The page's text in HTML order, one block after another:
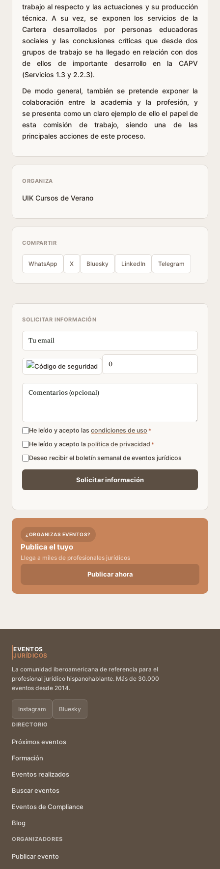
trabajo al respecto y las actuaciones y su producción
técnica. A su vez, se exponen los servicios de la
Cartera desarrollados por personas educadoras
sociales y las conclusiones críticas que desde dos
grupos de trabajo se ha llegado en relación con dos
de ellos de importante desarrollo en la CAPV
(Servicios 1.3 y 2.2.3).
De modo general, también se pretende exponer la
colaboración entre la academia y la profesión, y
se presenta como un claro ejemplo de ello el papel de
esta comisión de trabajo, siendo una de las
principales acciones de este proceso.
ORGANIZA
UIK Cursos de Verano
COMPARTIR
WhatsApp X Bluesky LinkedIn Telegram
SOLICITAR INFORMACIÓN
He leído y acepto las condiciones de uso *
He leído y acepto la política de privacidad *
Deseo recibir el boletín semanal de eventos jurídicos
¿ORGANIZAS EVENTOS?
Publica el tuyo
Llega a miles de profesionales jurídicos
Publicar ahora
EVENTOS
JURÍDICOS
La comunidad iberoamericana de referencia para el
profesional jurídico hispanohablante. Más de 30.000
eventos desde 2014.
Instagram Bluesky
DIRECTORIO
Próximos eventos
Formación
Eventos realizados
Buscar eventos
Eventos de Compliance
Blog
ORGANIZADORES
Publicar evento